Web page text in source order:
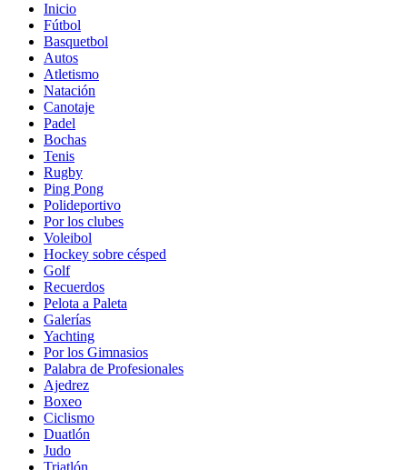
Inicio
Fútbol
Basquetbol
Autos
Atletismo
Natación
Canotaje
Padel
Bochas
Tenis
Rugby
Ping Pong
Polideportivo
Por los clubes
Voleibol
Hockey sobre césped
Golf
Recuerdos
Pelota a Paleta
Galerías
Yachting
Por los Gimnasios
Palabra de Profesionales
Ajedrez
Boxeo
Ciclismo
Duatlón
Judo
Triatlón